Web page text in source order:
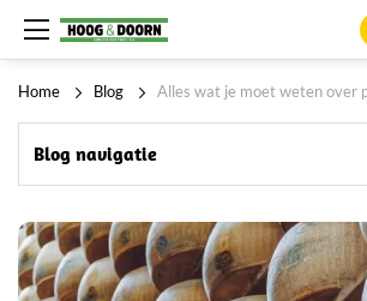
Home Blog Alles wat je moet weten over
Blog navigatie